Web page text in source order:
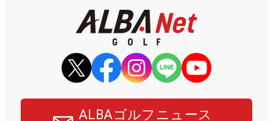
ALBAゴルフニュース